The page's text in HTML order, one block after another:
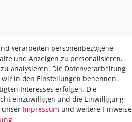
Kontakt
Impressum
Widerrufsrecht
Vertrag widerrufen
verarbeiten personenbezogene
und Anzeigen zu personalisieren,
analysieren. Die Datenverarbeitung
in den Einstellungen benennen.
Interesses erfolgen. Die
einzuwilligen und die Einwilligung
unser Impressum und weitere Hinweise
.